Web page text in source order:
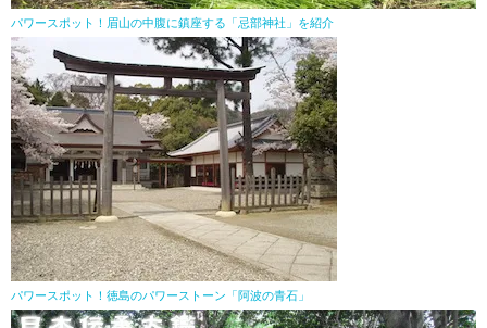
パワースポット！眉山の中腹に鎮座する「忌部神社」を紹介
パワースポット！徳島のパワーストーン「阿波の青石」